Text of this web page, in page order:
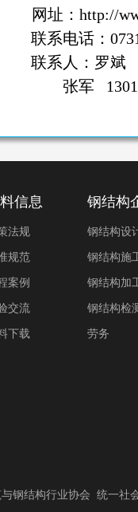
网址： http://
联系电话：
联系人：罗斌
张军
信息
法规
规范
案例
交流
下载
钢结构
钢结构设
钢结构施
钢结构加
钢结构检
劳务
与钢结构行业协会 统一